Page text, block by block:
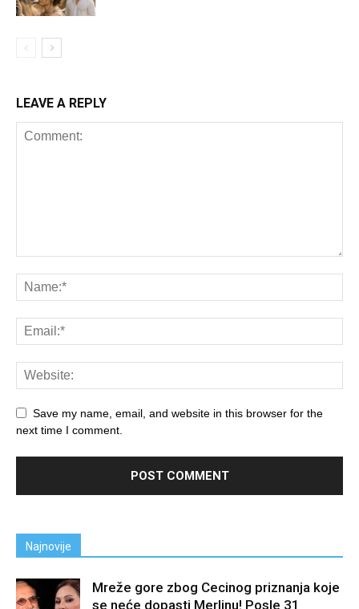
LEAVE A REPLY
Save my name, email, and website in this browser for the
next time I comment.
Najnovije
Mreže gore zbog Cecinog priznanja koje
se neće dopasti Merlinu! Posle 31